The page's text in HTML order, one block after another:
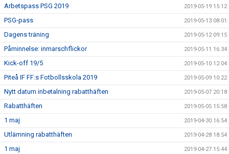
Arbetspass PSG 2019 2019-05-19 15:12
PSG-pass 2019-05-13 08:01
Dagens träning 2019-05-12 09:15
Påminnelse: inmarschflickor 2019-05-11 16:34
Kick-off 19/5 2019-05-10 12:04
Piteå IF FF:s Fotbollsskola 2019 2019-05-09 10:22
Nytt datum inbetalning rabatthäften 2019-05-07 20:18
Rabatthäften 2019-05-05 15:58
1 maj 2019-04-30 16:54
Utlämning rabatthäften 2019-04-28 18:54
1 maj 2019-04-27 15:44